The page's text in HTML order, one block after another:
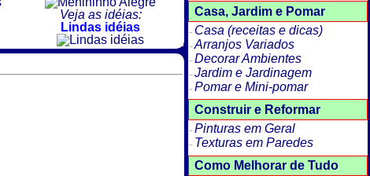
Veja as idéias:
Lindas idéias
Casa, Jardim e Pomar
Casa (receitas e dicas)
Arranjos Variados
Decorar Ambientes
Jardim e Jardinagem
Pomar e Mini-pomar
Construir e Reformar
Pinturas em Geral
Texturas em Paredes
Como Melhorar de Tudo